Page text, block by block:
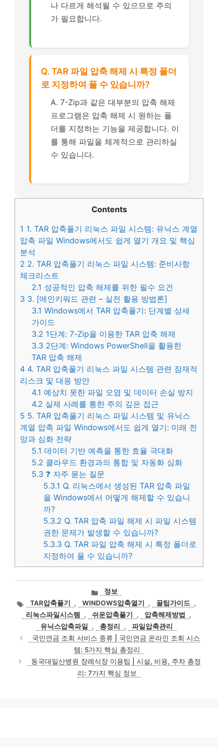
나 다르게 해석될 수 있으므로 주의
가 필요합니다.
Q. TAR 파일 압축 해제 시 특정 폴더
로 지정하여 풀 수 있습니까?
A. 7-Zip과 같은 대부분의 압축 해제
프로그램은 압축 해제 시 원하는 폴
더를 지정하는 기능을 제공합니다. 이
를 통해 파일을 체계적으로 관리하실
수 있습니다.
Contents
1 1. TAR 압축풀기 리눅스 파일 시스템: 유닉스 계열
압축 파일 Windows에서도 쉽게 열기 개요 및 핵심
분석
2 2. TAR 압축풀기 리눅스 파일 시스템: 준비사항
체크리스트
2.1 성공적인 압축 해제를 위한 필수 요건
3 3. [메인키워드 관련 – 실전 활용 방법론]
3.1 Windows에서 TAR 압축풀기: 단계별 상세
가이드
3.2 1단계: 7-Zip을 이용한 TAR 압축 해제
3.3 2단계: Windows PowerShell을 활용한
TAR 압축 해제
4 4. TAR 압축풀기 리눅스 파일 시스템 관련 잠재적
리스크 및 대응 방안
4.1 예상치 못한 파일 오염 및 데이터 손실 방지
4.2 실제 사례를 통한 주의 깊은 접근
5 5. TAR 압축풀기 리눅스 파일 시스템 및 유닉스
계열 압축 파일 Windows에서도 쉽게 열기: 미래 전
망과 심화 전략
5.1 데이터 기반 예측을 통한 효율 극대화
5.2 클라우드 환경과의 통합 및 자동화 심화
5.3 ❓ 자주 묻는 질문
5.3.1 Q. 리눅스에서 생성된 TAR 압축 파일
을 Windows에서 어떻게 해제할 수 있습니
까?
5.3.2 Q. TAR 압축 파일 해제 시 파일 시스템
권한 문제가 발생할 수 있습니까?
5.3.3 Q. TAR 파일 압축 해제 시 특정 폴더로
지정하여 풀 수 있습니까?
카
테
고
리
정보
태
그
TAR압축풀기 , WINDOWS압축열기 , 꿀팁가이드 ,
리눅스파일시스템
, 쉬운압축풀기 , 압축해제방법
,
유닉스압축파일
, 총정리 ,
파일압축관리
국민연금 조회 서비스 종류 | 국민연금 온라인 조회 시스
템: 5가지 핵심 총정리
동국대일산병원 장례식장 이용팁 | 시설, 비용, 주차 총정
리: 7가지 핵심 정보